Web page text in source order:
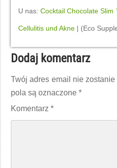
U nas:Cocktail Chocolate
Cellulitis und Akne | (Eco
Dodaj komentarz
Twój adres email nie
pola są oznaczone*
Komentarz*